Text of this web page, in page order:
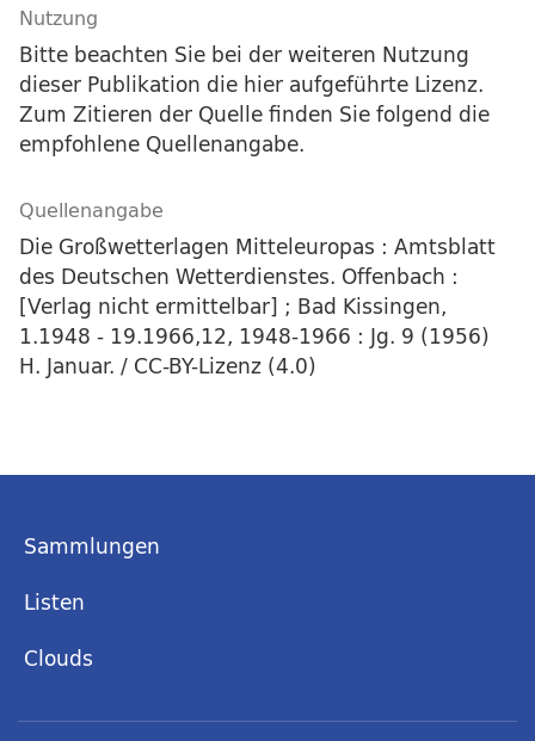
Nutzung
Bitte beachten Sie bei der weiteren Nutzung
dieser Publikation die hier aufgeführte Lizenz.
Zum Zitieren der Quelle finden Sie folgend die
empfohlene Quellenangabe.
Quellenangabe
Die Großwetterlagen Mitteleuropas : Amtsblatt
des Deutschen Wetterdienstes. Offenbach :
[Verlag nicht ermittelbar] ; Bad Kissingen,
1.1948 - 19.1966,12, 1948-1966 : Jg. 9 (1956)
H. Januar. / CC-BY-Lizenz (4.0)
Sammlungen
Listen
Clouds